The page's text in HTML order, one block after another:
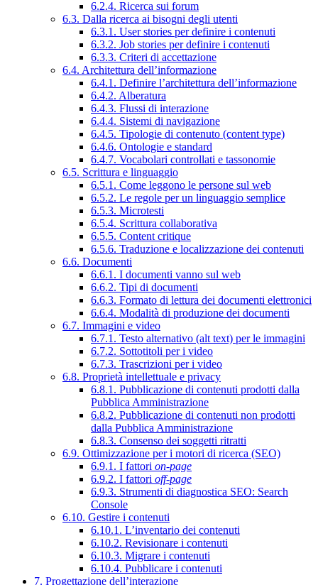
6.2.4. Ricerca sui forum
6.3. Dalla ricerca ai bisogni degli utenti
6.3.1. User stories per definire i contenuti
6.3.2. Job stories per definire i contenuti
6.3.3. Criteri di accettazione
6.4. Architettura dell’informazione
6.4.1. Definire l’architettura dell’informazione
6.4.2. Alberatura
6.4.3. Flussi di interazione
6.4.4. Sistemi di navigazione
6.4.5. Tipologie di contenuto (content type)
6.4.6. Ontologie e standard
6.4.7. Vocabolari controllati e tassonomie
6.5. Scrittura e linguaggio
6.5.1. Come leggono le persone sul web
6.5.2. Le regole per un linguaggio semplice
6.5.3. Microtesti
6.5.4. Scrittura collaborativa
6.5.5. Content critique
6.5.6. Traduzione e localizzazione dei contenuti
6.6. Documenti
6.6.1. I documenti vanno sul web
6.6.2. Tipi di documenti
6.6.3. Formato di lettura dei documenti elettronici
6.6.4. Modalità di produzione dei documenti
6.7. Immagini e video
6.7.1. Testo alternativo (alt text) per le immagini
6.7.2. Sottotitoli per i video
6.7.3. Trascrizioni per i video
6.8. Proprietà intellettuale e privacy
6.8.1. Pubblicazione di contenuti prodotti dalla
Pubblica Amministrazione
6.8.2. Pubblicazione di contenuti non prodotti
dalla Pubblica Amministrazione
6.8.3. Consenso dei soggetti ritratti
6.9. Ottimizzazione per i motori di ricerca (SEO)
6.9.1. I fattori on-page
6.9.2. I fattori off-page
6.9.3. Strumenti di diagnostica SEO: Search
Console
6.10. Gestire i contenuti
6.10.1. L’inventario dei contenuti
6.10.2. Revisionare i contenuti
6.10.3. Migrare i contenuti
6.10.4. Pubblicare i contenuti
7. Progettazione dell’interazione